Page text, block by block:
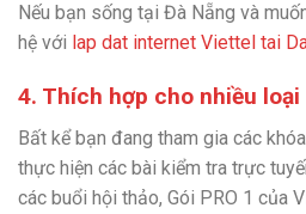
Nếu bạn sống tại Đà Nẵng và
hệ với lap dat internet Viettel tai
4. Thích hợp cho nhiều
Bất kể bạn đang tham gia các
thực hiện các bài kiểm tra trực
các buổi hội thảo, Gói PRO 1 của